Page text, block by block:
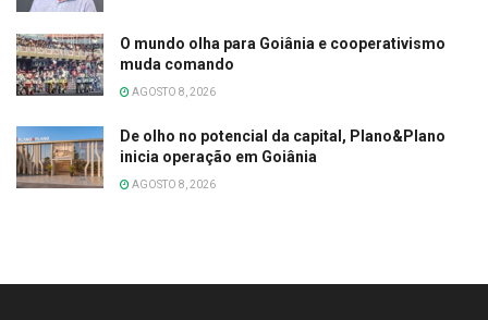
O mundo olha para Goiânia e cooperativismo
muda comando
AGOSTO 8, 2026
De olho no potencial da capital, Plano&Plano
inicia operação em Goiânia
AGOSTO 8, 2026